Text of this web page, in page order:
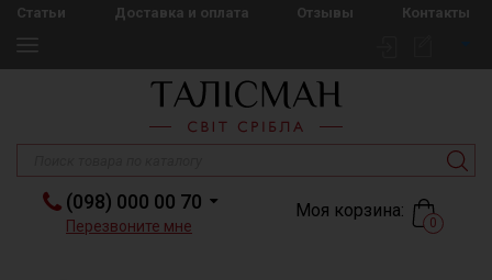
Статьи Доставка и оплата Отзывы Контакты
(098) 000 00 70
Перезвоните мне
Моя корзина:
0